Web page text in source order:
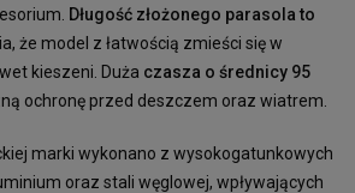
Długość złożonego parasola to
że model z łatwością zmieści się w
kieszeni. Duża czasza o średnicy 95
ochronę przed deszczem oraz wiatrem.
marki wykonano z wysokogatunkowych
oraz stali węglowej, wpływających